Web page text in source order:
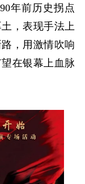
90年前历史拐点
，表现手法上
，用激情吹响
在银幕上血脉